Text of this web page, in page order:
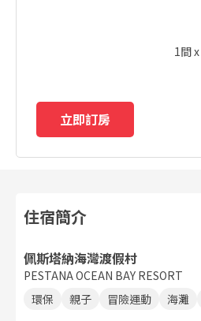
1間 x
立即訂房
住宿簡介
佩斯塔納海灣渡假村
PESTANA OCEAN BAY RESORT
環保
親子 冒險運動 海灘